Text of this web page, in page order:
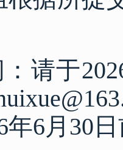
请于
年6月30